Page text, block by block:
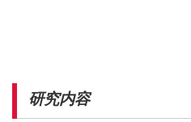
研究内容